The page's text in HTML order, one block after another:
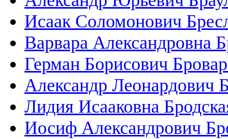
Исаак Соломонович
Варвара Александровна
Герман Борисович
Александр Леонардович
Лидия Исааковна
Иосиф Александрович